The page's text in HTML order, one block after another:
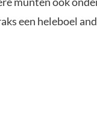
een heleboel